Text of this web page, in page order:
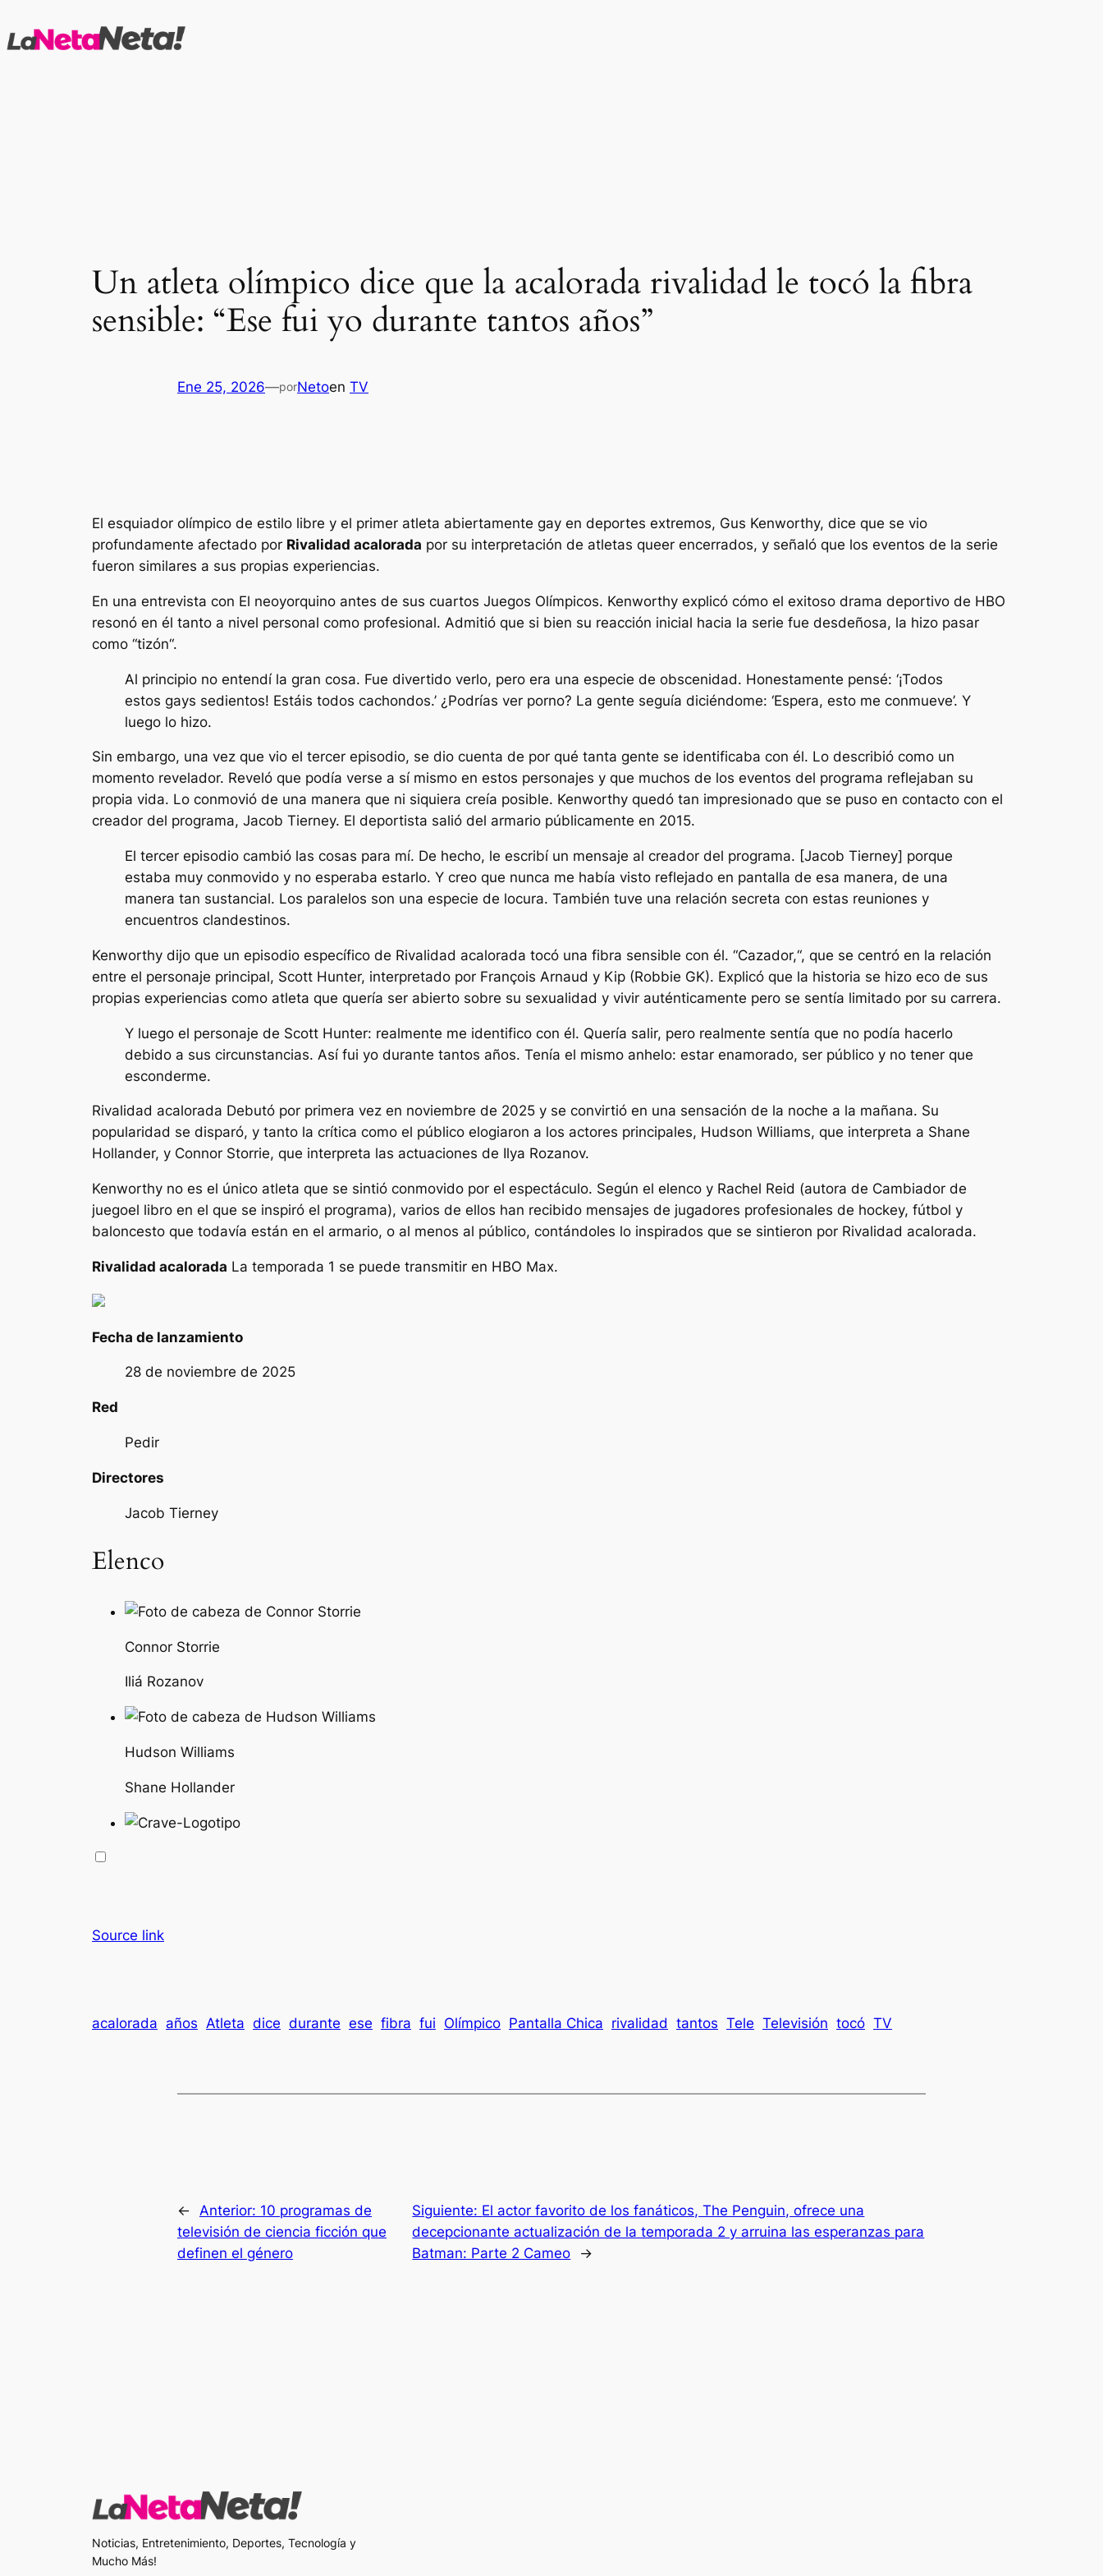
al
Un atleta olímpico dice que la acalorada rivalidad le tocó la fibra
sensible: “Ese fui yo durante tantos años”
Ene 25, 2026—porNetoen TV
El esquiador olímpico de estilo libre y el primer atleta abiertamente gay en deportes extremos, Gus Kenworthy, dice que se vio
profundamente afectado por Rivalidad acalorada por su interpretación de atletas queer encerrados, y señaló que los eventos de la serie
fueron similares a sus propias experiencias.
En una entrevista con El neoyorquino antes de sus cuartos Juegos Olímpicos. Kenworthy explicó cómo el exitoso drama deportivo de HBO
resonó en él tanto a nivel personal como profesional. Admitió que si bien su reacción inicial hacia la serie fue desdeñosa, la hizo pasar
como “tizón“.
Al principio no entendí la gran cosa. Fue divertido verlo, pero era una especie de obscenidad. Honestamente pensé: ‘¡Todos
estos gays sedientos! Estáis todos cachondos.’ ¿Podrías ver porno? La gente seguía diciéndome: ‘Espera, esto me conmueve’. Y
luego lo hizo.
Sin embargo, una vez que vio el tercer episodio, se dio cuenta de por qué tanta gente se identificaba con él. Lo describió como un
momento revelador. Reveló que podía verse a sí mismo en estos personajes y que muchos de los eventos del programa reflejaban su
propia vida. Lo conmovió de una manera que ni siquiera creía posible. Kenworthy quedó tan impresionado que se puso en contacto con el
creador del programa, Jacob Tierney. El deportista salió del armario públicamente en 2015.
El tercer episodio cambió las cosas para mí. De hecho, le escribí un mensaje al creador del programa. [Jacob Tierney] porque
estaba muy conmovido y no esperaba estarlo. Y creo que nunca me había visto reflejado en pantalla de esa manera, de una
manera tan sustancial. Los paralelos son una especie de locura. También tuve una relación secreta con estas reuniones y
encuentros clandestinos.
Kenworthy dijo que un episodio específico de Rivalidad acalorada tocó una fibra sensible con él. “Cazador,“, que se centró en la relación
entre el personaje principal, Scott Hunter, interpretado por François Arnaud y Kip (Robbie GK). Explicó que la historia se hizo eco de sus
propias experiencias como atleta que quería ser abierto sobre su sexualidad y vivir auténticamente pero se sentía limitado por su carrera.
Y luego el personaje de Scott Hunter: realmente me identifico con él. Quería salir, pero realmente sentía que no podía hacerlo
debido a sus circunstancias. Así fui yo durante tantos años. Tenía el mismo anhelo: estar enamorado, ser público y no tener que
esconderme.
Rivalidad acalorada Debutó por primera vez en noviembre de 2025 y se convirtió en una sensación de la noche a la mañana. Su
popularidad se disparó, y tanto la crítica como el público elogiaron a los actores principales, Hudson Williams, que interpreta a Shane
Hollander, y Connor Storrie, que interpreta las actuaciones de Ilya Rozanov.
Kenworthy no es el único atleta que se sintió conmovido por el espectáculo. Según el elenco y Rachel Reid (autora de Cambiador de
juegoel libro en el que se inspiró el programa), varios de ellos han recibido mensajes de jugadores profesionales de hockey, fútbol y
baloncesto que todavía están en el armario, o al menos al público, contándoles lo inspirados que se sintieron por Rivalidad acalorada.
Rivalidad acalorada La temporada 1 se puede transmitir en HBO Max.
Fecha de lanzamiento
28 de noviembre de 2025
Red
Pedir
Directores
Jacob Tierney
Elenco
Connor Storrie
Iliá Rozanov
Hudson Williams
Shane Hollander
Source link
acalorada años Atleta dice durante ese fibra fui Olímpico Pantalla Chica rivalidad tantos Tele Televisión tocó TV
← Anterior: 10 programas de
televisión de ciencia ficción que
definen el género
Siguiente: El actor favorito de los fanáticos, The Penguin, ofrece una
decepcionante actualización de la temporada 2 y arruina las esperanzas para
Batman: Parte 2 Cameo
→
Noticias, Entretenimiento, Deportes, Tecnología y
Mucho Más!